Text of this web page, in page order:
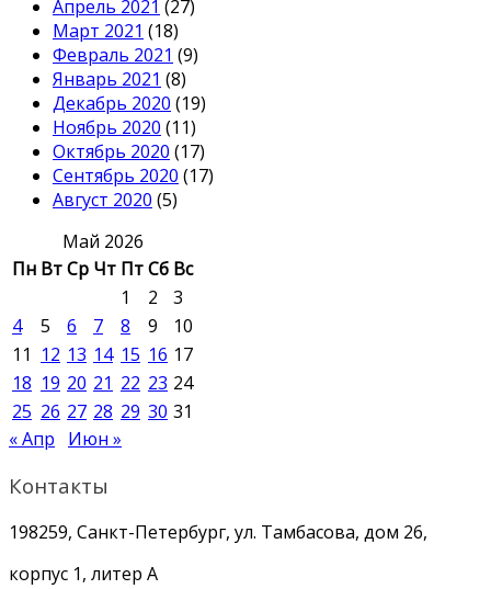
Апрель 2021 (27)
Март 2021 (18)
Февраль 2021 (9)
Январь 2021 (8)
Декабрь 2020 (19)
Ноябрь 2020 (11)
Октябрь 2020 (17)
Сентябрь 2020 (17)
Август 2020 (5)
Май 2026
Пн ВтСр Чт ПтСб Вс
1
2
3
4
5 6 7 8 9
10
11 12 13 14 15 16 17
18 19 20 21 22 23 24
25 26 27 28 29 30 31
« Апр
Июн »
Контакты
198259, Санкт-Петербург, ул. Тамбасова, дом 26,
корпус 1, литер А